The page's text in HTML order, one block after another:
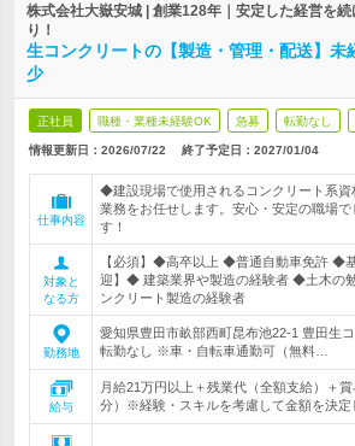
株式会社大嶽安城 | 創業128年｜安定した経営を
り！
生コンクリートの【製造・管理・配送】
少
正社員 職種・業種未経験OK 急募 転勤なし
情報更新日：2026/07/22 終了予定日： 2027/01/04
仕事内容
◆建設現場で使用されるコンクリート系資
業務をお任せします。安心・安定の職場で
す！
対象と
なる方
【必須】◆高卒以上 ◆普通自動車免許 ◆
迎】◆ 建築業界や製造の経験者 ◆土木の
ンクリート製造の経験者
勤務地
愛知県豊田市畝部西町昆布池22-1 豊田生
転勤なし ※車・自転車通勤可（無料…
給与
月給21万円以上＋残業代（全額支給）＋
分）※経験・スキルを考慮して金額を決